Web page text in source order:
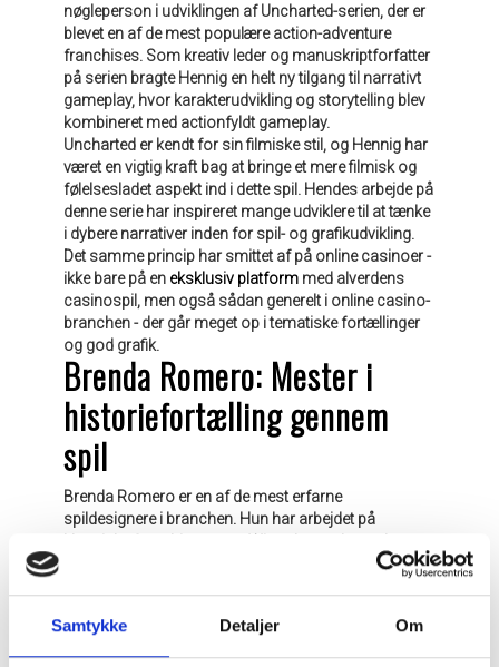
Samtykke Detaljer Om
nøgleperson i udviklingen af Uncharted-serien, der er
blevet en af de mest populære action-adventure
franchises. Som kreativ leder og manuskriptforfatter
på serien bragte Hennig en helt ny tilgang til narrativt
gameplay, hvor karakterudvikling og storytelling blev
kombineret med actionfyldt gameplay.
Uncharted er kendt for sin filmiske stil, og Hennig har
været en vigtig kraft bag at bringe et mere filmisk og
følelsesladet aspekt ind i dette spil. Hendes arbejde på
denne serie har inspireret mange udviklere til at tænke
i dybere narrativer inden for spil- og grafikudvikling.
Det samme princip har smittet af på online casinoer -
ikke bare på en eksklusiv platform med alverdens
casinospil, men også sådan generelt i online casino-
branchen - der går meget op i tematiske fortællinger
og god grafik.
Brenda Romero: Mester i
historiefortælling gennem
spil
Brenda Romero er en af de mest erfarne
spildesignere i branchen. Hun har arbejdet på
Alliance, men det er hendes brætspil, der virkelig har
diskutere større spørgsmål.
Brenda Romero har også været en stærk stemme for